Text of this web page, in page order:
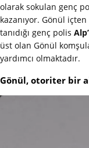
olarak sokulan genç
kazanıyor. Gönül
tanıdığı genç polis
üst olan Gönül
yardımcı olmaktadır.
Gönül, otoriter bir